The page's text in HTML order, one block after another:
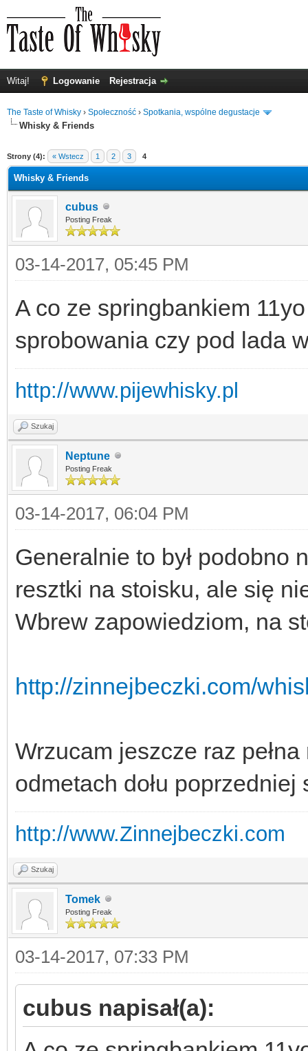
Witaj! Logowanie Rejestracja
The Taste of Whisky › Społeczność › Spotkania, wspólne degustacje
Whisky & Friends
Strony (4): « Wstecz 1 2 3 4
Whisky & Friends
cubus
Posting Freak
03-14-2017, 05:45 PM
A co ze springbankiem
sprobowania czy pod lada
http://www.pijewhisky.pl
Szukaj
Neptune
Posting Freak
03-14-2017, 06:04 PM
Generalnie to był podobno
resztki na stoisku, ale się
Wbrew zapowiedziom, na
http://zinnejbeczki.com/
Wrzucam jeszcze raz
odmetach dołu
http://www.Zinnejbeczki.com
Szukaj
Tomek
Posting Freak
03-14-2017, 07:33 PM
cubus napisał(a):